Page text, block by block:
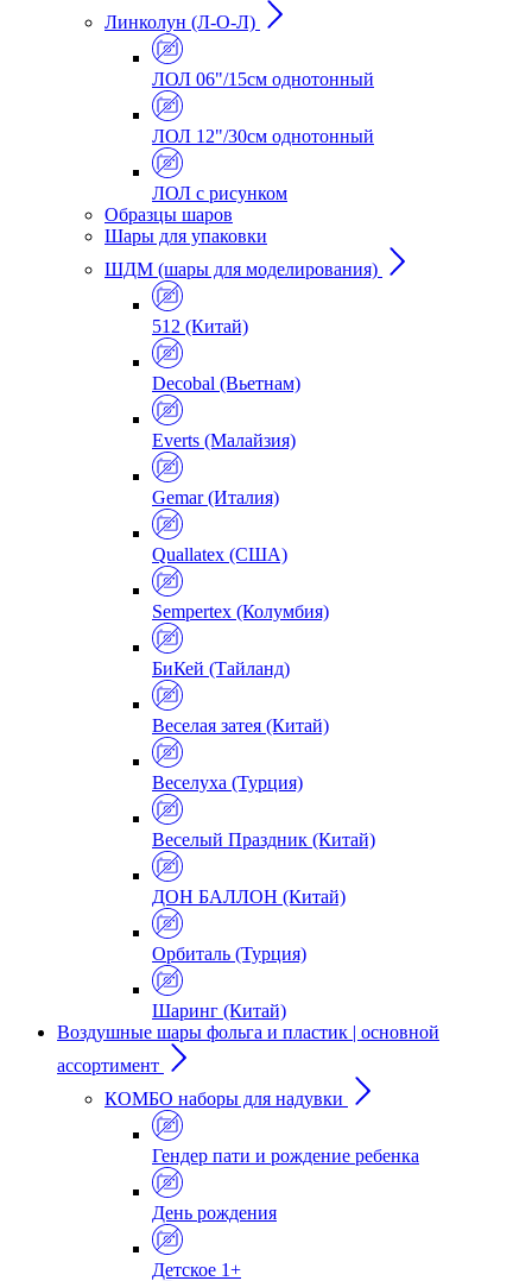
Линколун (Л-О-Л)
ЛОЛ 06"/15см однотонный
ЛОЛ 12"/30см однотонный
ЛОЛ с рисунком
Образцы шаров
Шары для упаковки
ШДМ (шары для моделирования)
512 (Китай)
Decobal (Вьетнам)
Everts (Малайзия)
Gemar (Италия)
Quallatex (США)
Sempertex (Колумбия)
БиКей (Тайланд)
Веселая затея (Китай)
Веселуха (Турция)
Веселый Праздник (Китай)
ДОН БАЛЛОН (Китай)
Орбиталь (Турция)
Шаринг (Китай)
Воздушные шары фольга и пластик | основной
ассортимент
КОМБО наборы для надувки
Гендер пати и рождение ребенка
День рождения
Детское 1+